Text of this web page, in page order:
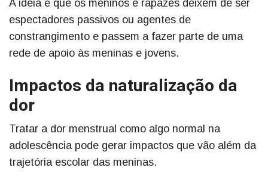
A ideia é que os meninos e rapazes deixem de ser
espectadores passivos ou agentes de
constrangimento e passem a fazer parte de uma
rede de apoio às meninas e jovens.
Impactos da naturalização da
dor
Tratar a dor menstrual como algo normal na
adolescência pode gerar impactos que vão além da
trajetória escolar das meninas.